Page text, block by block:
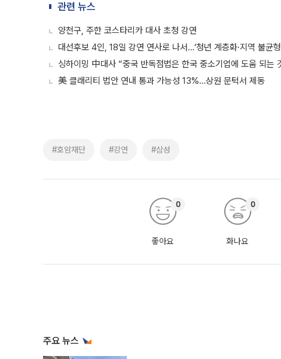
관련 뉴스
양천구, 주한 코스타리카 대사 초청 강연
대선후보 4인, 18일 강연 연사로 나서…‘청년 계층화·지역 불균형
싱하이밍 中대사 “중국 반독점법은 한국 중소기업에 도움 되는
美 클래리티 법안 연내 통과 가능성 13%…상원 문턱서 제동
#호암재단 #강연 #삼성
좋아요
0
화나요
0
주요 뉴스